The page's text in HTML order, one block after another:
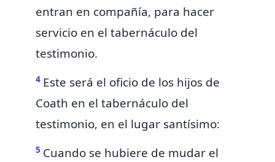
entran en compañía, para hacer
servicio en el tabernáculo del
testimonio.
4 Este será el oficio de los hijos de
Coath en el tabernáculo del
testimonio, en el lugar santísimo:
5 Cuando se hubiere de mudar el